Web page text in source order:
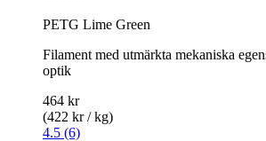
PETG Lime Green
Filament med utmärkta mekaniska
optik
464 kr
(422 kr / kg)
4.5 (6)